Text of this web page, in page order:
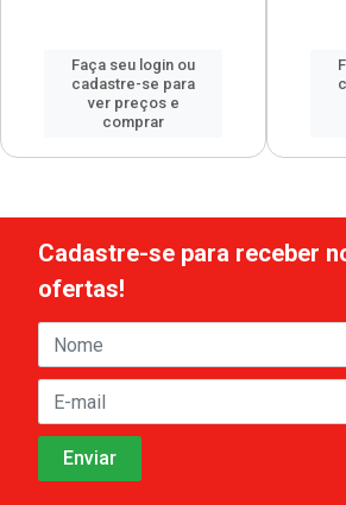
Faça seu login ou
cadastre-se para
ver preços e
comprar
Cadastre-se para receber
ofertas!